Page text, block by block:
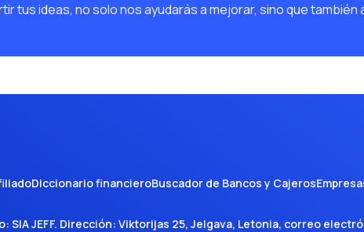
tus ideas, no solo nos ayudarás a mejorar, sino que también
Diccionario financieroBuscador de Bancos y Cajeros
SIA JEFF. Dirección: Viktorijas 25, Jelgava, Letonia, correo